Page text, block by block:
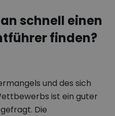
schnell einen
finden?
und des sich
ist ein guter
Die